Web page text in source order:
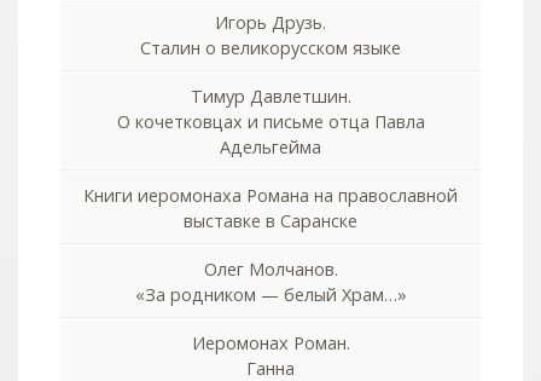
Игорь Друзь.
Сталин о великорусском языке
Тимур Давлетшин.
О кочетковцах и письме отца Павла
Адельгейма
Книги иеромонаха Романа на православной
выставке в Саранске
Олег Молчанов.
«За родником — белый Храм…»
Иеромонах Роман.
Ганна